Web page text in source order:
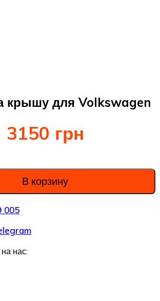
крышу для Volkswagen
3150 грн
В корзину
005
нас: